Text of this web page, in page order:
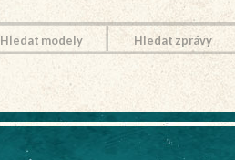
Hledat modely Hledat zprávy